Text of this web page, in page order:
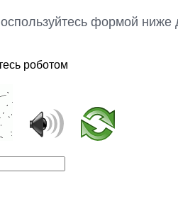
формой ниже
роботом